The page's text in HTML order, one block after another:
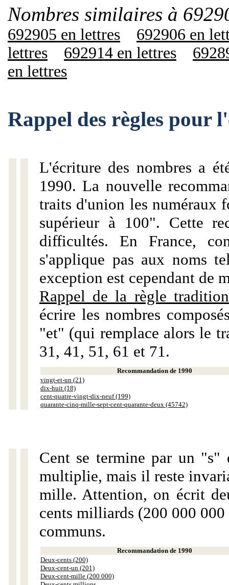
Nombres similaires à
692905 en lettres
692906 en
lettres
692914 en lettres
en lettres
Rappel des règles pour
L'écriture des nombres a
1990. La nouvelle
traits d'union les numéraux
supérieur à 100". Cette
difficultés. En France,
s'applique pas aux noms
exception est cependant de
Rappel de la règle
écrire les nombres
"et" (qui remplace alors le
31, 41, 51, 61 et 71.
Recommandation de 1990
vingt-et-un (21)
dix-huit (18)
cent-quatre-vingt-dix-neuf (199)
quarante-cinq-mille-sept-cent-quarante-deux (45742)
Cent se termine par un "s"
multiplie, mais il reste
mille. Attention, on écrit
cents milliards (200 000
communs.
Recommandation de 1990
Deux-cents (200)
Deux-cent-un (201)
Deux-cent-mille (200 000)